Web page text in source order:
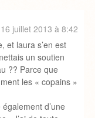
juillet 2013 à 8:42
et laura s’en est
un soutien
?? Parce que
les « copains »
d’une